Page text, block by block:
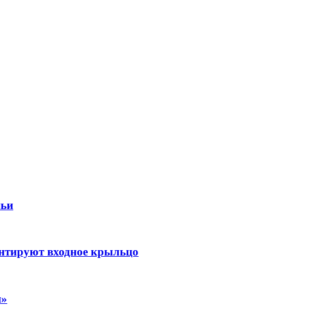
входное крыльцо